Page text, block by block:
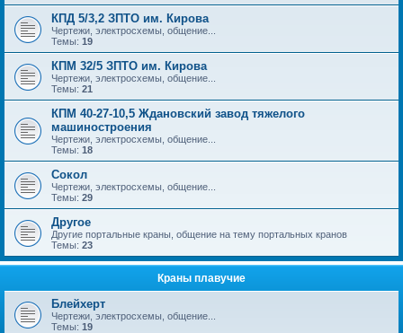
КПД 5/3,2 ЗПТО им. Кирова
Чертежи, электросхемы, общение...
Темы: 19
КПМ 32/5 ЗПТО им. Кирова
Чертежи, электросхемы, общение...
Темы: 21
КПМ 40-27-10,5 Ждановский завод тяжелого
машиностроения
Чертежи, электросхемы, общение...
Темы: 18
Сокол
Чертежи, электросхемы, общение...
Темы: 29
Другое
Другие портальные краны, общение на тему портальных кранов
Темы: 23
Краны плавучие
Блейхерт
Чертежи, электросхемы, общение...
Темы: 19